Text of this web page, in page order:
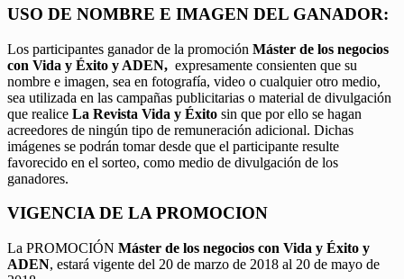
USO DE NOMBRE E IMAGEN DEL GANADOR:
Los participantes ganador de la promoción Máster de los negocios
con Vida y Éxito y ADEN, expresamente consienten que su
nombre e imagen, sea en fotografía, video o cualquier otro medio,
sea utilizada en las campañas publicitarias o material de divulgación
que realice La Revista Vida y Éxito sin que por ello se hagan
acreedores de ningún tipo de remuneración adicional. Dichas
imágenes se podrán tomar desde que el participante resulte
favorecido en el sorteo, como medio de divulgación de los
ganadores.
VIGENCIA DE LA PROMOCION
La PROMOCIÓN Máster de los negocios con Vida y Éxito y
ADEN, estará vigente del 20 de marzo de 2018 al 20 de mayo de